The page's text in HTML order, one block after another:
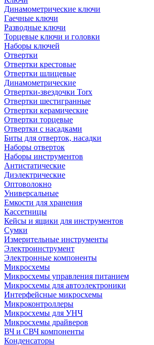
Динамометрические ключи
Гаечные ключи
Разводные ключи
Торцевые ключи и головки
Наборы ключей
Отвертки
Отвертки крестовые
Отвертки шлицевые
Динамометрические
Отвертки-звездочки Torx
Отвертки шестигранные
Отвертки керамические
Отвертки торцевые
Отвертки с насадками
Биты для отверток, насадки
Наборы отверток
Наборы инструментов
Антистатические
Диэлектрические
Оптоволокно
Универсальные
Емкости для хранения
Кассетницы
Кейсы и ящики для инструментов
Сумки
Измерительные инструменты
Электроинструмент
Электронные компоненты
Микросхемы
Микросхемы управления питанием
Микросхемы для автоэлектроники
Интерфейсные микросхемы
Микроконтроллеры
Микросхемы для УНЧ
Микросхемы драйверов
ВЧ и СВЧ компоненты
Конденсаторы